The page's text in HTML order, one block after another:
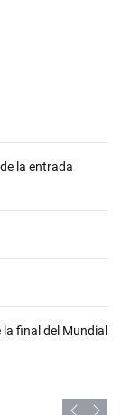
la entrada
final del Mundial